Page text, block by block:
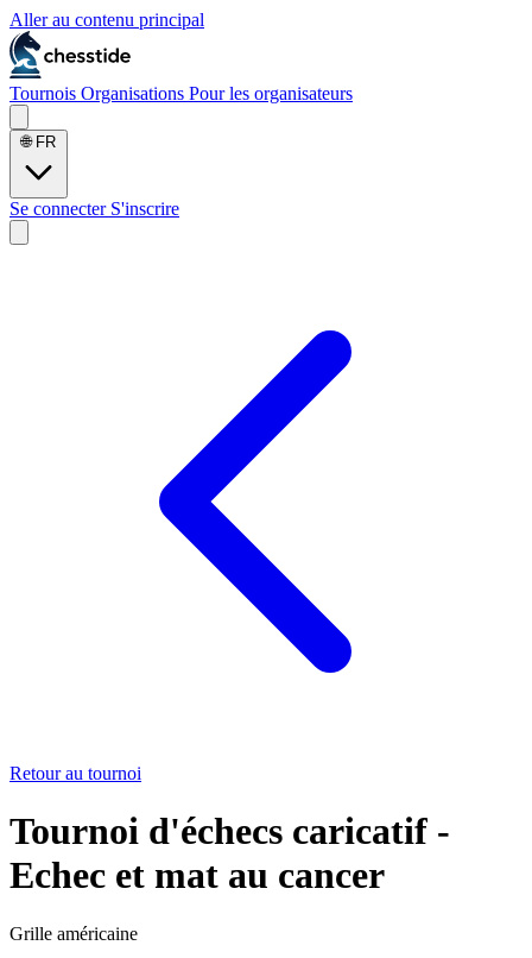
Aller au contenu principal
Tournois Organisations Pour les organisateurs
🌐 FR
Se connecter S'inscrire
Retour au tournoi
Tournoi d'échecs caricatif -
Echec et mat au cancer
Grille américaine